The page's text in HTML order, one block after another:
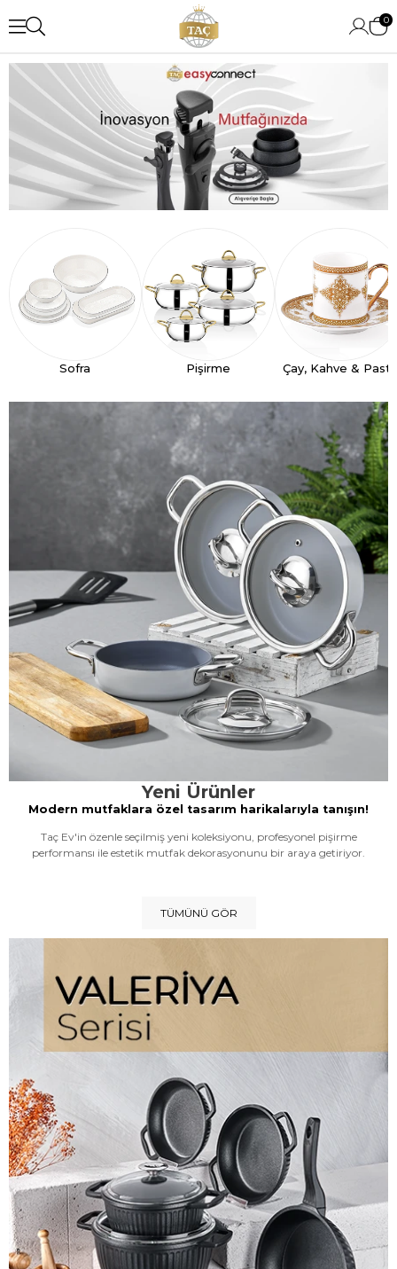
0
Sofra Pişirme Çay, Kahve &
Yeni Ürünler
Modern mutfaklara özel tasarım harikalarıyla tanışın!
Taç Ev'in özenle seçilmiş yeni koleksiyonu, profesyonel pişirme
performansı ile estetik mutfak dekorasyonunu bir araya getiriyor.
TÜMÜNÜ GÖR